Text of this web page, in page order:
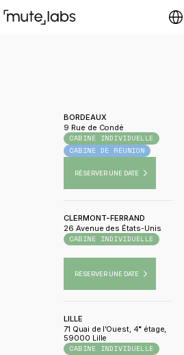
BORDEAUX
9 Rue de Condé
CABINE INDIVIDUELLE
CABINE DE RÉUNION
RÉSERVER UNE DATE
CLERMONT-FERRAND
26 Avenue des États-Unis
CABINE INDIVIDUELLE
RÉSERVER UNE DATE
LILLE
71 Quai de l’Ouest, 4ᵉ étage,
59000 Lille
CABINE INDIVIDUELLE